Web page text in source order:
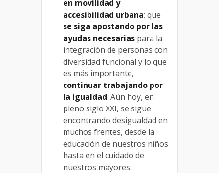
en movilidad y
accesibilidad urbana; que
se siga apostando por las
ayudas necesarias para la
integración de personas con
diversidad funcional y lo que
es más importante,
continuar trabajando por
la igualdad. Aún hoy, en
pleno siglo XXI, se sigue
encontrando desigualdad en
muchos frentes, desde la
educación de nuestros niños
hasta en el cuidado de
nuestros mayores.